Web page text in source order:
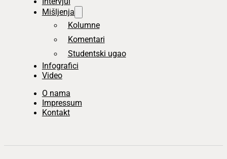
Mišljenja
Kolumne
Komentari
Studentski ugao
Infografici
Video
O nama
Impressum
Kontakt